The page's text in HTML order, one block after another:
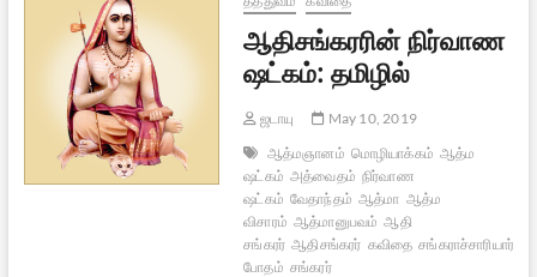
ஆதிசங்கரரின் நிர்வாண
ஷட்கம்: தமிழில்
ஜடாயு
May 10, 2019
ஆத்மஞானம் மொழியாக்கம் ஆத்ம
ஷட்கம் அத்வைதம் நிர்வாண
ஷட்கம் வேதாந்தம் ஆத்மா ஆத்ம
விசாரம் ஆத்மானுபவம் ஆதி
சங்கரர் ஆதிசங்கரர் கவிதை சங்கராச்சாரியார்
போதம் சங்கரர்